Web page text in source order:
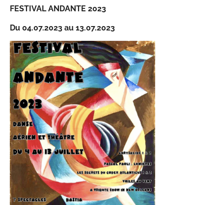
FESTIVAL ANDANTE 2023
Du 04.07.2023 au 13.07.2023